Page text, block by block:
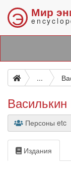
Э Мир
...
Персоны etc
Издания